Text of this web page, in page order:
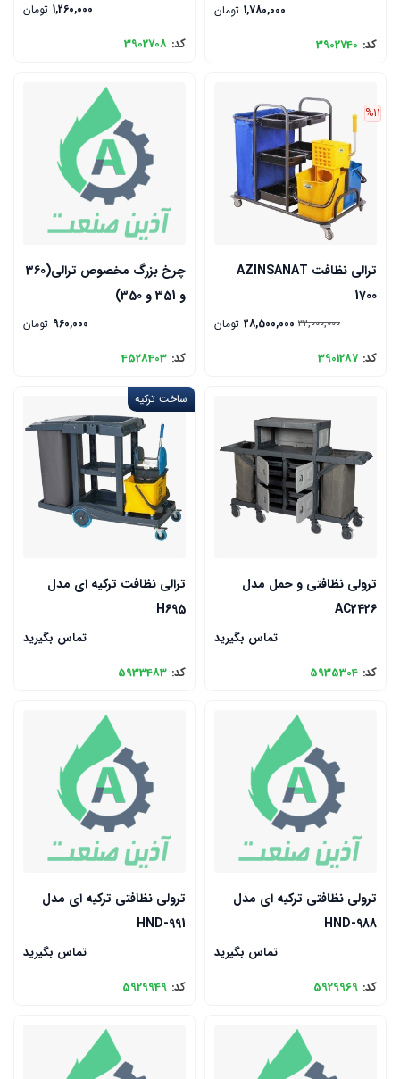
1,780,000 تومان
کد: 3902740
1,260,000 تومان
کد: 3902708
ترالی نظافت AZINSANAT
1700
%11
32,000,000
28,500,000 تومان
کد: 3901287
چرخ بزرگ مخصوص ترالی(360
و 351 و 350)
960,000 تومان
کد: 4528403
ترولی نظافتی و حمل مدل
AC2426
تماس بگیرید
کد: 5935304
ساخت ترکیه
ترالی نظافت ترکیه ای مدل
H695
تماس بگیرید
کد: 5933483
ترولی نظافتی ترکیه ای مدل
HND-988
تماس بگیرید
کد: 5929969
ترولی نظافتی ترکیه ای مدل
HND-991
تماس بگیرید
کد: 5929949